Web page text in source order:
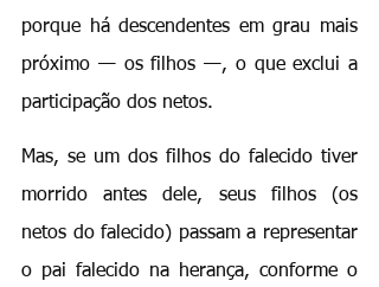
porque há descendentes em grau mais
próximo — os filhos —, o que exclui a
participação dos netos.
Mas, se um dos filhos do falecido tiver
morrido antes dele, seus filhos (os
netos do falecido) passam a representar
o pai falecido na herança, conforme o